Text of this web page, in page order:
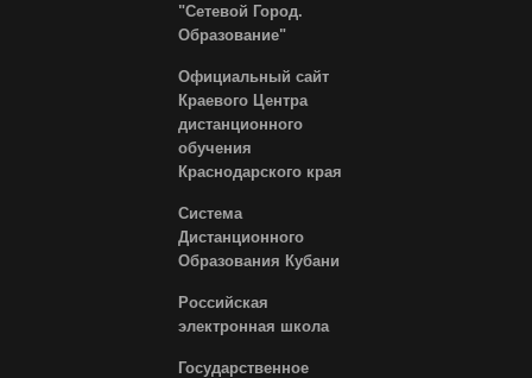
"Сетевой Город.
Образование"
Официальный сайт
Краевого Центра
дистанционного
обучения
Краснодарского края
Система
Дистанционного
Образования Кубани
Российская
электронная школа
Государственное